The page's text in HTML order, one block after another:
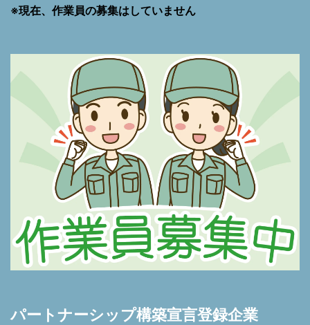
※現在、作業員の募集はしていません
パートナーシップ構築宣言登録企業